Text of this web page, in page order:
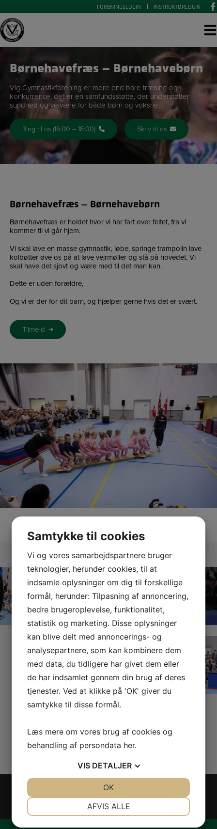
til
indholdet
FORENINGSLOGIN INSTRUKTØRLOGIN
Børnehavefræs – Børnehavebørn
Vig Gymnastikforening er mere end bare træning og
konkurrence; det er en samfundsstøtte, der understøtter
sundhed og velvære for både børn og voksne.
Ring til os (16:00 – 18:00) Skriv til os
Børnehavefræs – Børnehavebørn
Børnehavefræs er holdet hvor vi har fart over feltet, fra vi
kommer til vi går hjem.
Vi skal lave en masse gymnastik, løbe, springe trampolin lave
kolbøtter øve os på at lave vejrmøller og stå på hovedet. Vi
skal have det sjovt og være med til det man kan.
Dette er uden forældre,
Og vi er der for dit barn, og hjælper gerne hvis det er svært.
Tilmeld
Se galleri
Har du nogle spørgsmål til Vig
Gymnastikforening?
Kontakt os
Samtykke til cookies
Vi og vores samarbejdspartnere bruger
teknologier, herunder cookies, til at
indsamle oplysninger om dig til forskellige
formål, herunder: Tilpasning af annoncering,
bedre brugeroplevelse, funktionalitet,
statistik og marketing. Disse oplysninger
kan blive delt med annoncerings- og
analysepartnere, som kan kombinere dem
med data, du tidligere har givet dem eller
de har indsamlet gennem din brug af deres
tjenester. Ved at klikke på 'OK' giver du
samtykke til disse formål.
Læs mere om vores brug af cookies og
behandling af persondata her.
VIS DETALJER
AFVIS ALLE
OK